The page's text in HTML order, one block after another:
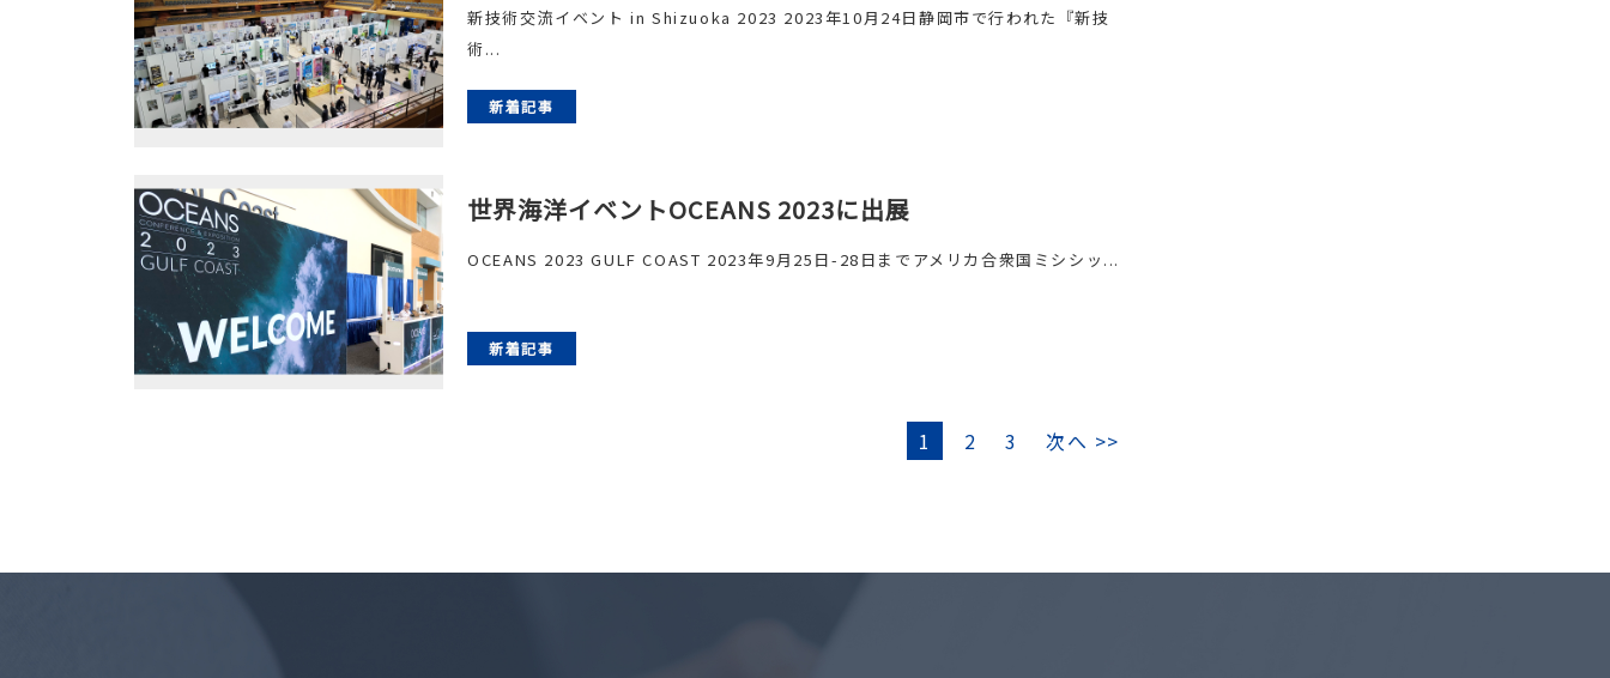
新技術交流イベント in Shizuoka 2023 2023年10月24日静岡市で行われた『新技
術...
新着記事
世界海洋イベントOCEANS 2023に出展
OCEANS 2023 GULF COAST 2023年9月25日-28日までアメリカ合衆国ミシシッ...
新着記事
1 2 3 次へ >>